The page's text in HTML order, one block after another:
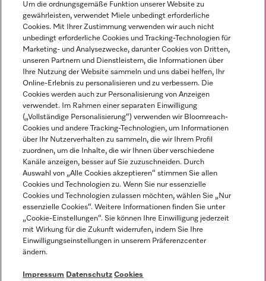
Sprache
DEUTSCH
Impressum
Datenschutz
Miele auf YoutubeMiele auf Instagram
Miele auf Facebook
Miele auf LinkedInMiele auf LinkedIn
Um die ordnungsgemäße Funktion unserer Website zu
gewährleisten, verwendet Miele unbedingt erforderliche
Cookies. Mit Ihrer Zustimmung verwenden wir auch nicht
unbedingt erforderliche Cookies und Tracking-Technologien für
Marketing- und Analysezwecke, darunter Cookies von Dritten,
unseren Partnern und Dienstleistern, die Informationen über
Ihre Nutzung der Website sammeln und uns dabei helfen, Ihr
Online-Erlebnis zu personalisieren und zu verbessern. Die
Cookies werden auch zur Personalisierung von Anzeigen
verwendet. Im Rahmen einer separaten Einwilligung
(„Vollständige Personalisierung“) verwenden wir Bloomreach-
Cookies und andere Tracking-Technologien, um Informationen
über Ihr Nutzerverhalten zu sammeln, die wir Ihrem Profil
zuordnen, um die Inhalte, die wir Ihnen über verschiedene
Kanäle anzeigen, besser auf Sie zuzuschneiden. Durch
Auswahl von „Alle Cookies akzeptieren“ stimmen Sie allen
Cookies und Technologien zu. Wenn Sie nur essenzielle
Cookies und Technologien zulassen möchten, wählen Sie „Nur
essenzielle Cookies“. Weitere Informationen finden Sie unter
„Cookie-Einstellungen“. Sie können Ihre Einwilligung jederzeit
mit Wirkung für die Zukunft widerrufen, indem Sie Ihre
Einwilligungseinstellungen in unserem Präferenzcenter
ändern.
Impressum Datenschutz Cookies